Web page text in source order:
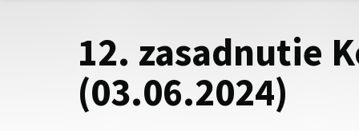
12. zasadnutie
(03.06.2024)